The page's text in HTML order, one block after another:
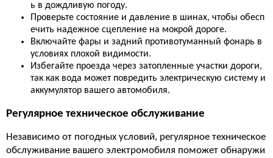
ь в дождливую погоду.
Проверьте состояние и давление в шинах, чтобы обесп
ечить надежное сцепление на мокрой дороге.
Включайте фары и задний противотуманный фонарь в
условиях плохой видимости.
Избегайте проезда через затопленные участки дороги,
так как вода может повредить электрическую систему и
аккумулятор вашего автомобиля.
Регулярное техническое обслуживание
Независимо от погодных условий, регулярное техническое
обслуживание вашего электромобиля поможет обнаружи